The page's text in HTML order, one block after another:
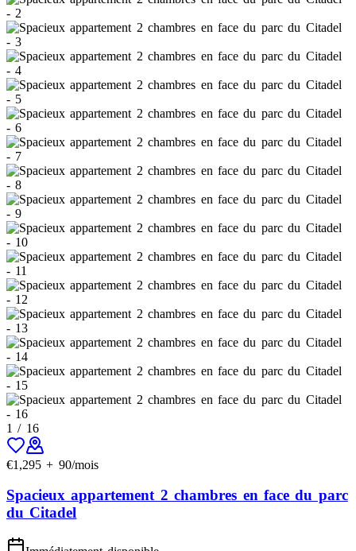
1 / 16
€1,295 + 90/mois
Spacieux appartement 2 chambres en face du parc
du Citadel